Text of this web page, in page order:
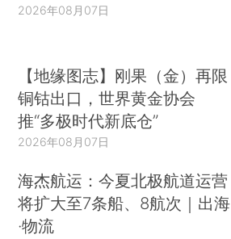
2026年08月07日
【地缘图志】刚果（金）再限
铜钴出口，世界黄金协会
推“多极时代新底仓”
2026年08月07日
海杰航运：今夏北极航道运营
将扩大至7条船、8航次｜出海
·物流